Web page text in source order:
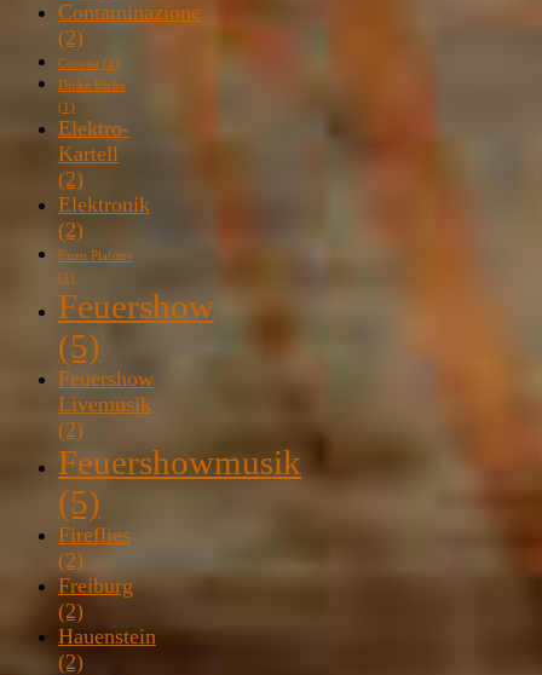
Contaminazione
(2)
Corona (1)
Dicke Eiche
(1)
Elektro-
Kartell
(2)
Elektronik
(2)
Enzo Plafone
(1)
Feuershow
(5)
Feuershow
Livemusik
(2)
Feuershowmusik
(5)
Fireflies
(2)
Freiburg
(2)
Hauenstein
(2)